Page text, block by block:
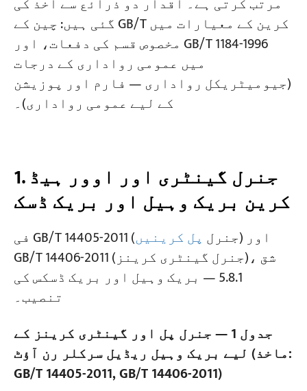
بلاگز
خبریں
درخواستیں
ہمارے بارے میں
ہم سے رابطہ کریں
مرتب کرتی ہے۔ اقدار دو ذرائع سے اخذ کی
گئی ہیں: چین کے GB/T کرین کے معیارات میں
مخصوص قسم کی دفعات، اور GB/T 1184-1996
میں عمومی رواداری کے درجات
(جیومیٹریکل رواداری — فارم اور پوزیشن
کے لیے عمومی رواداری)۔
1. جنرل گینٹری اور اوور ہیڈ
کرین بریک وہیل اور بریک ڈسک
فی GB/T 14405-2011 (جنرل پل کرینیں
) اور
GB/T 14406-2011 (جنرل گینٹری کرینز)، شق
5.8.1 — بریک وہیل اور بریک ڈسکس کی
تنصیب۔
جدول 1 — جنرل پل اور گینٹری کرینز کے
لیے بریک وہیل ریڈیل سرکلر رن آؤٹ (ماخذ:
GB/T 14405-2011, GB/T 14406-2011)